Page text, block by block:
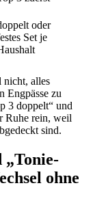
oder
Set je
nicht, alles
Engpässe zu
3 doppelt“ und
Ruhe rein, weil
sind.
„Tonie-
ohne